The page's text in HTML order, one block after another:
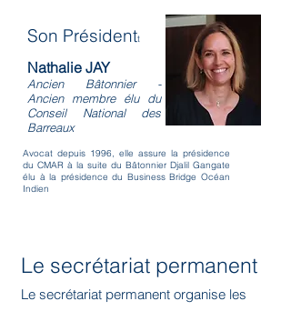
Son Présidentt
Nathalie JAY
Ancien Bâtonnier -
Ancien membre élu du
Conseil National des
Barreaux
Avocat depuis 1996, elle assure la présidence
du CMAR à la suite du Bâtonnier Djalil Gangate
élu à la présidence du Business Bridge Océan
Indien
Le secrétariat permanent
Le secrétariat permanent organise les